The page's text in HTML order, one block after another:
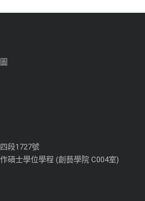
段1727號
碩士學位學程 (創藝學院 C004室)